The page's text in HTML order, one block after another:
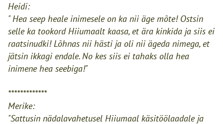
Heidi:
" Hea seep heale inimesele on ka nii äge mõte! Ostsin
selle ka tookord Hiiumaalt kaasa, et ära kinkida ja siis ei
raatsinudki! Lõhnas nii hästi ja oli nii ägeda nimega, et
jätsin ikkagi endale. No kes siis ei tahaks olla hea
inimene hea seebiga!"
*************
Merike:
"Sattusin nädalavahetusel Hiiumaal käsitöölaadale ja